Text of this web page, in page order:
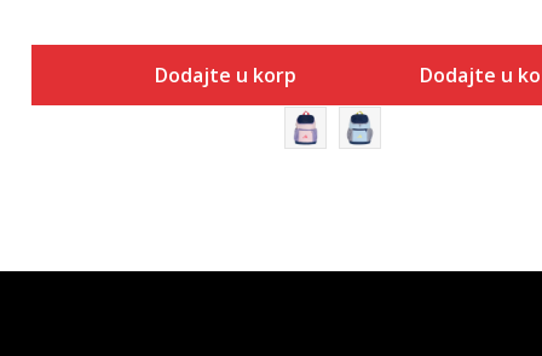
Dodajte u korpu Dodajte u